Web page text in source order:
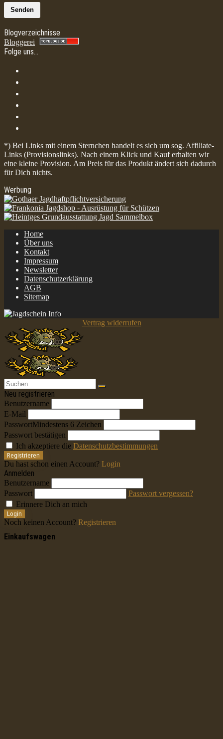
Senden
Blogverzeichnisse
Bloggerei
Folge uns…
*) Bei Links mit einem Sternchen handelt es sich um sog. Affiliate-
Links (Provisionslinks). Nach einem Klick und Kauf erhalten wir
eine kleine Provision. Am Preis für das Produkt ändert sich dadurch
für Dich nichts.
Werbung
Home
Über uns
Kontakt
Impressum
Newsletter
Datenschutzerklärung
AGB
Sitemap
Vertrag widerrufen
Neu registrieren
Benutzername
E-Mail
PasswortMindestens 6 Zeichen
Passwort bestätigen
Ich akzeptiere die Datenschutzbestimmungen
Registrieren
Du hast schon einen Account? Login
Anmelden
Benutzername
Passwort
Passwort vergessen?
Erinnere Dich an mich
Login
Noch keinen Account? Registrieren
Einkaufswagen